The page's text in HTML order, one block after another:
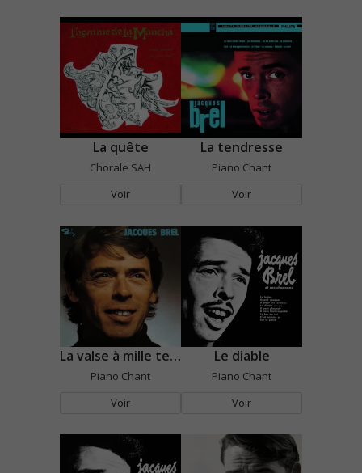
La quête
Chorale SAH
Voir
La tendresse
Piano Chant
Voir
La valse à mille temps
Piano Chant
Voir
Le diable
Piano Chant
Voir